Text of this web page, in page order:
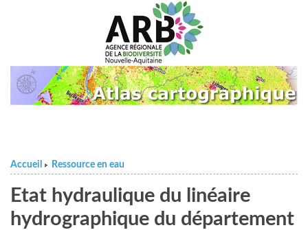
Accueil > Ressource en eau
Etat hydraulique du linéaire
hydrographique du département